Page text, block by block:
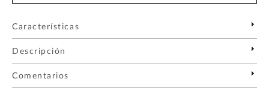
Características
Descripción
Comentarios